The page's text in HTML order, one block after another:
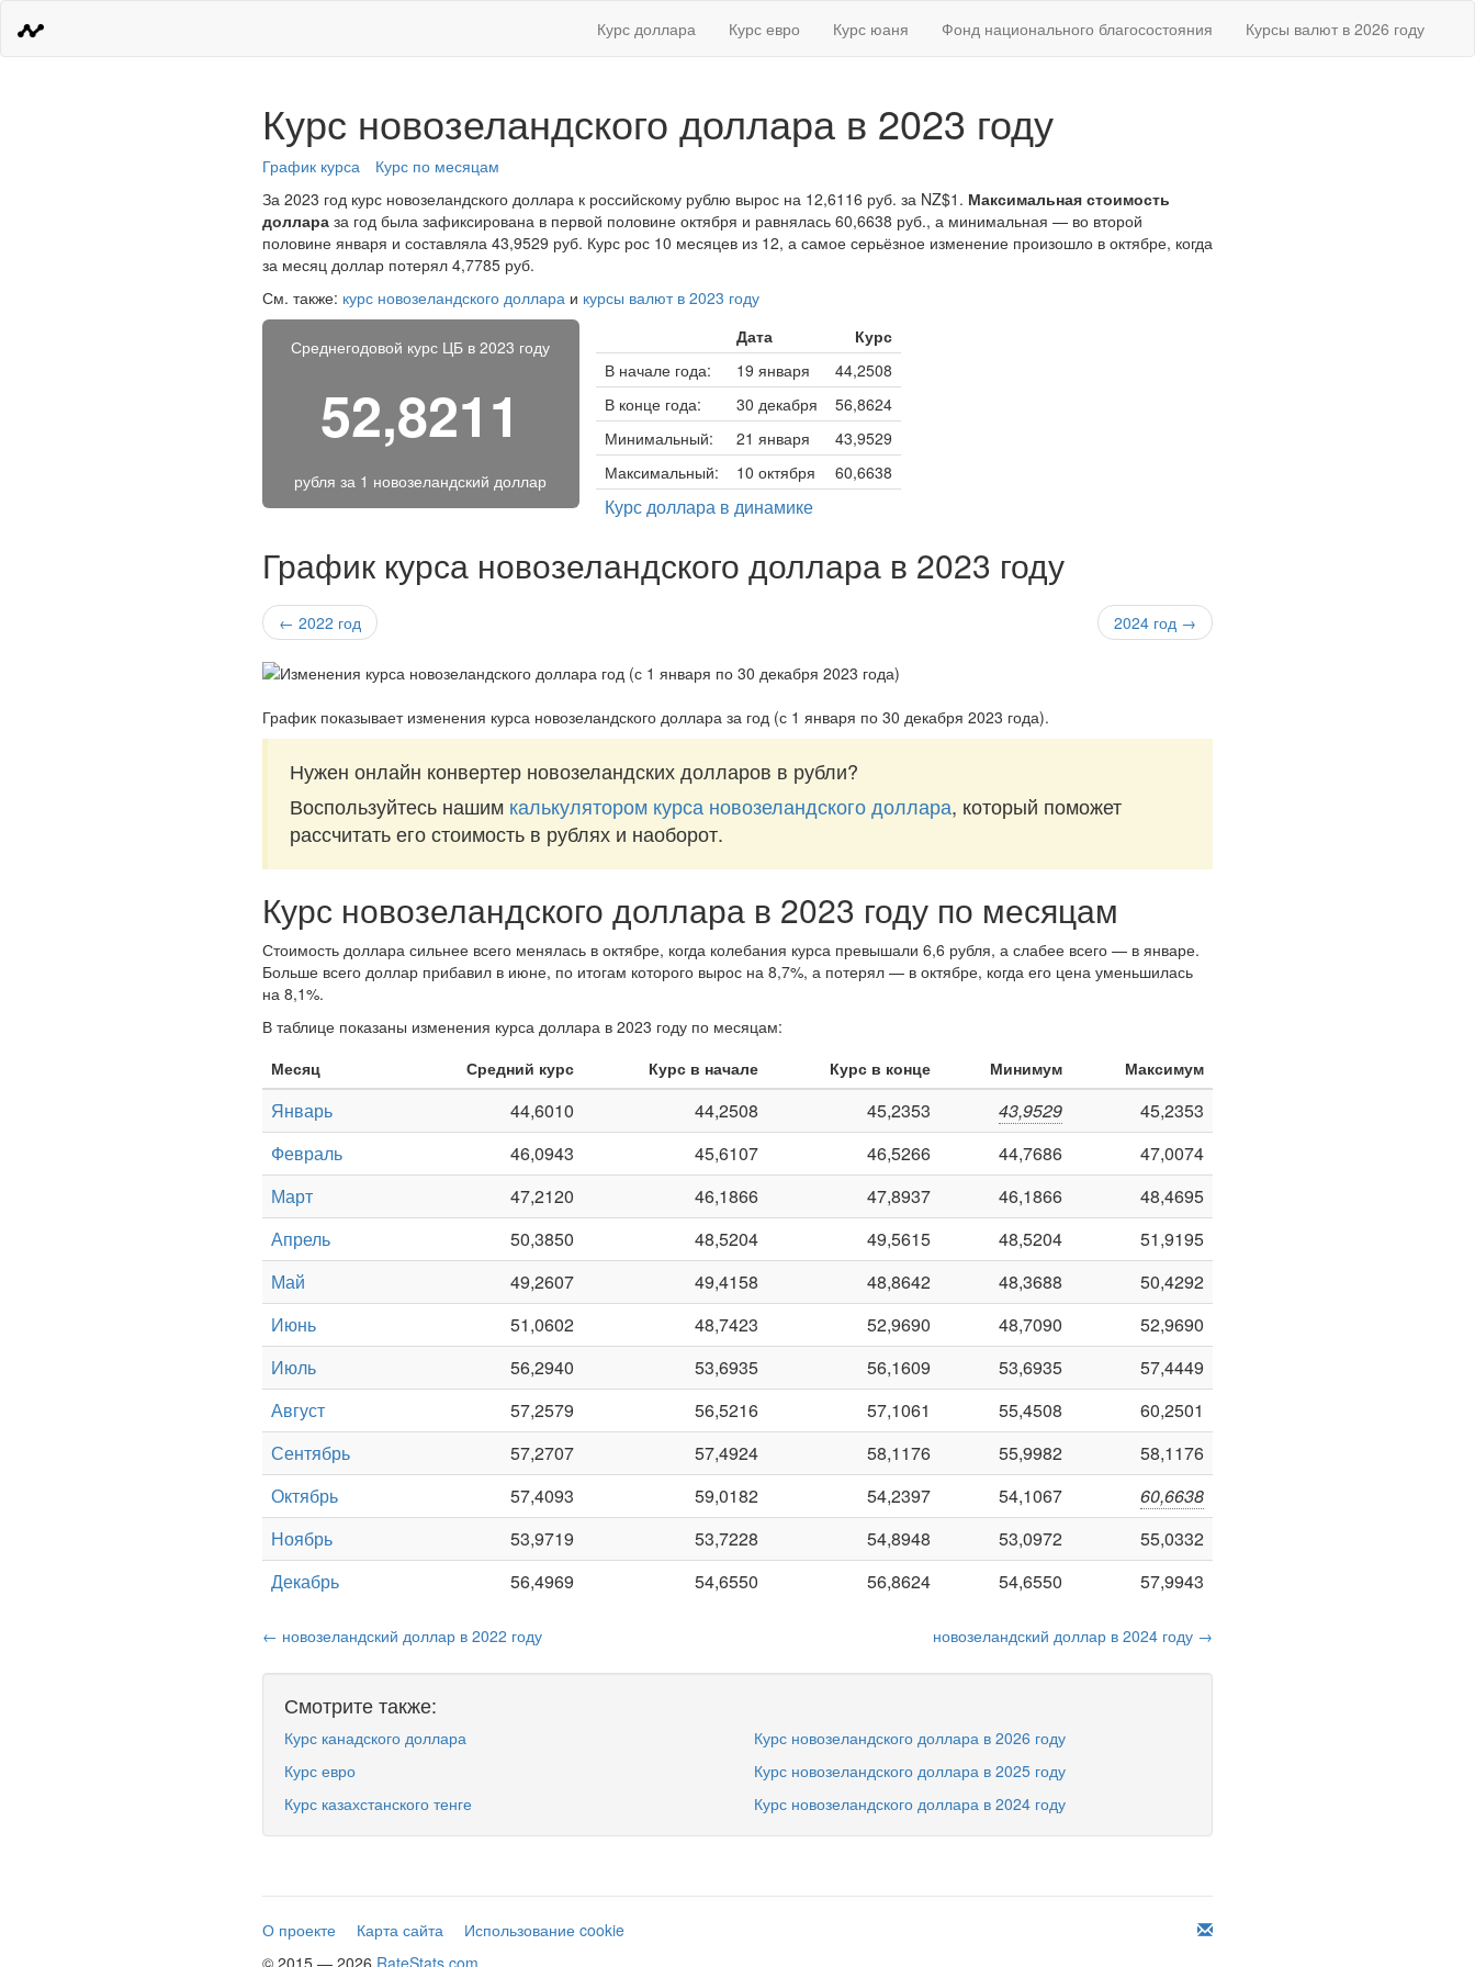
Курс доллара Курс евро Курс юаня Фонд национального благосостояния Курсы валют в 2026 году
Курс новозеландского доллара в 2023 году
График курса
Курс по месяцам
За 2023 год курс новозеландского доллара к российскому рублю вырос на 12,6116 руб. за NZ$1. Максимальная стоимость
доллара за год была зафиксирована в первой половине октября и равнялась 60,6638 руб., а минимальная — во второй
половине января и составляла 43,9529 руб. Курс рос 10 месяцев из 12, а самое серьёзное изменение произошло в октябре, когда
за месяц доллар потерял 4,7785 руб.
См. также: курс новозеландского доллара и курсы валют в 2023 году
Среднегодовой курс ЦБ в 2023 году
52,8211
рубля за 1 новозеландский доллар
Дата
Курс
В начале года:
19 января
44,2508
В конце года:
30 декабря
56,8624
Минимальный:
21 января
43,9529
Максимальный:
10 октября 60,6638
Курс доллара в динамике
График курса новозеландского доллара в 2023 году
← 2022 год 2024 год →
График показывает изменения курса новозеландского доллара за год (с 1 января по 30 декабря 2023 года).
Нужен онлайн конвертер новозеландских долларов в рубли?
Воспользуйтесь нашим калькулятором курса новозеландского доллара, который поможет
рассчитать его стоимость в рублях и наоборот.
Курс новозеландского доллара в 2023 году по месяцам
Стоимость доллара сильнее всего менялась в октябре, когда колебания курса превышали 6,6 рубля, а слабее всего — в январе.
Больше всего доллар прибавил в июне, по итогам которого вырос на 8,7%, а потерял — в октябре, когда его цена уменьшилась
на 8,1%.
В таблице показаны изменения курса доллара в 2023 году по месяцам:
Месяц
Средний курс Курс в начале Курс в конце Минимум Максимум
Январь 44,6010 44,2508 45,2353 43,9529
45,2353
Февраль
46,0943 45,6107 46,5266 44,7686
47,0074
Март
47,2120 46,1866 47,8937 46,1866
48,4695
Апрель
50,3850 48,5204 49,5615 48,5204
51,9195
Май
49,2607 49,4158 48,8642 48,3688
50,4292
Июнь
51,0602 48,7423 52,9690 48,7090
52,9690
Июль
56,2940 53,6935 56,1609 53,6935
57,4449
Август
57,2579 56,5216 57,1061 55,4508
60,2501
Сентябрь
57,2707 57,4924 58,1176 55,9982
58,1176
Октябрь
57,4093 59,0182 54,2397 54,1067
60,6638
Ноябрь
53,9719 53,7228 54,8948 53,0972
55,0332
Декабрь
56,4969 54,6550 56,8624 54,6550 57,9943
← новозеландский доллар в 2022 году новозеландский доллар в 2024 году →
Смотрите также:
Курс канадского доллара
Курс евро
Курс казахстанского тенге
Курс новозеландского доллара в 2026 году
Курс новозеландского доллара в 2025 году
Курс новозеландского доллара в 2024 году
О проекте Карта сайта
Использование cookie
© 2015 — 2026 RateStats.com